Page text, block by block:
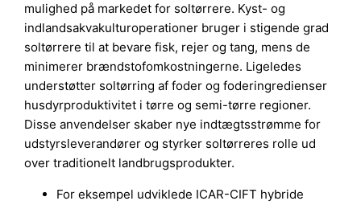
mulighed på markedet for soltørrere. Kyst- og
indlandsakvakulturoperationer bruger i stigende grad
soltørrere til at bevare fisk, rejer og tang, mens de
minimerer brændstofomkostningerne. Ligeledes
understøtter soltørring af foder og foderingredienser
husdyrproduktivitet i tørre og semi-tørre regioner.
Disse anvendelser skaber nye indtægtsstrømme for
udstyrsleverandører og styrker soltørreres rolle ud
over traditionelt landbrugsprodukter.
For eksempel udviklede ICAR-CIFT hybride